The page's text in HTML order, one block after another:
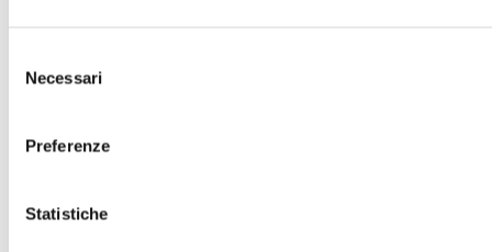
delNecessari
Preferenze
Statistiche